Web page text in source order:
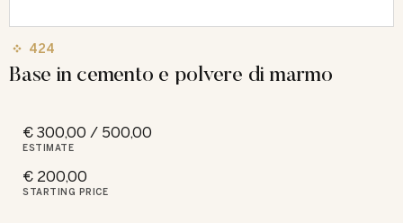
424
Base in cemento e polvere di marmo
€ 300,00 / 500,00
ESTIMATE
€ 200,00
STARTING PRICE